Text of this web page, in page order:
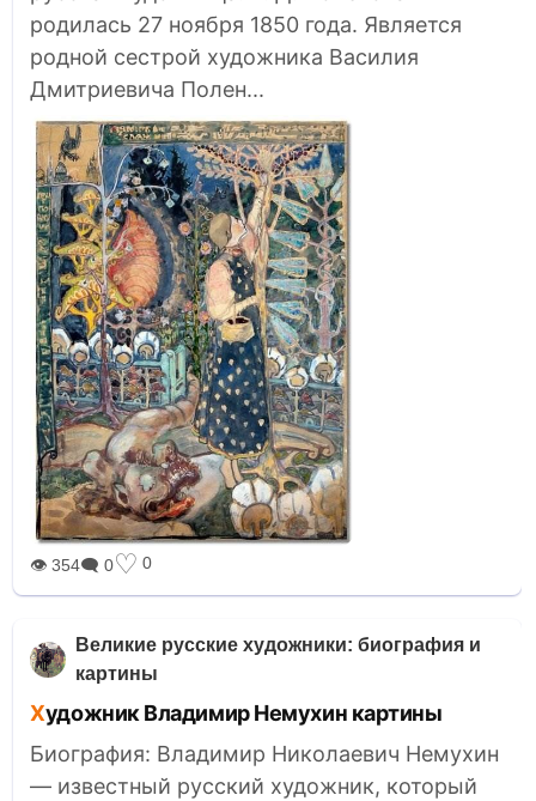
родилась 27 ноября 1850 года. Является
родной сестрой художника Василия
Дмитриевича Полен...
👁 354🗨 0♡ 0
Великие русские художники: биография и
картины
Художник Владимир Немухин картины
Биография: Владимир Николаевич Немухин
— известный русский художник, который